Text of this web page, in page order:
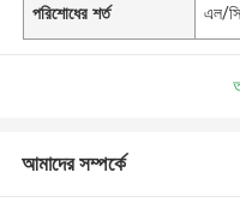
পরিশোধের শর্ত এল/
আমাদের সম্পর্কে